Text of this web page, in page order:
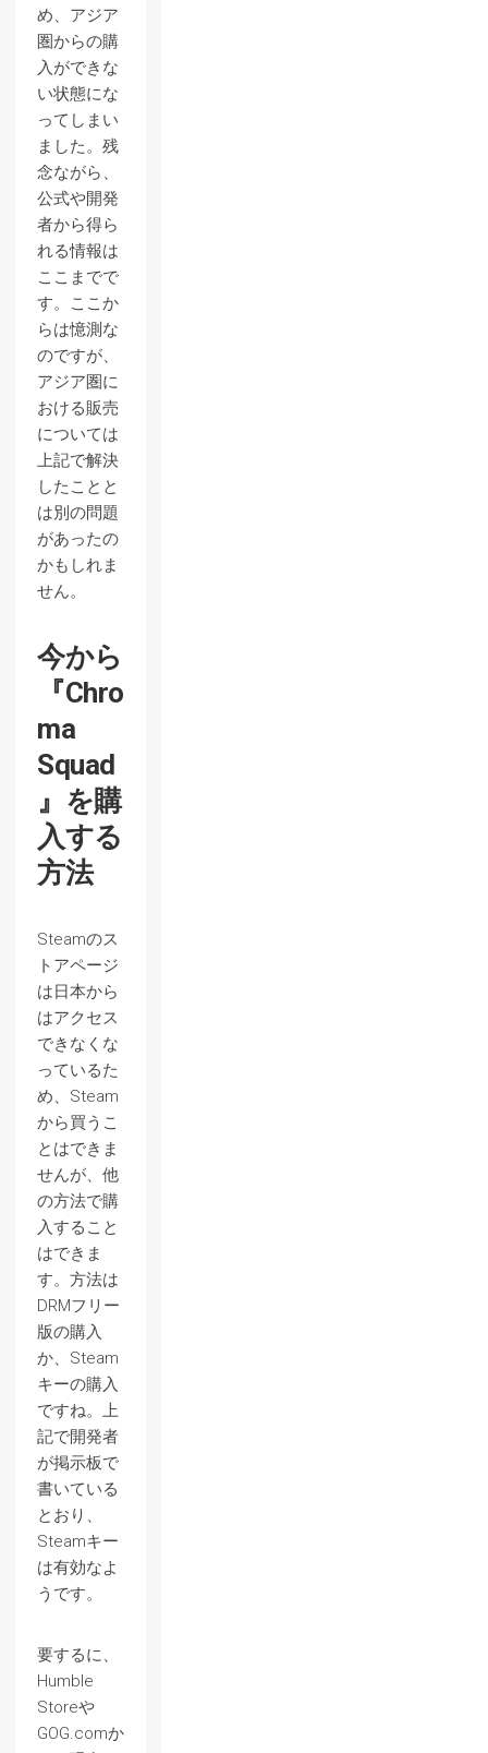
め、アジア
圏からの購
入ができな
い状態にな
ってしまい
ました。残
念ながら、
公式や開発
者から得ら
れる情報は
ここまでで
す。ここか
らは憶測な
のですが、
アジア圏に
おける販売
については
上記で解決
したことと
は別の問題
があったの
かもしれま
せん。
今から
『Chro
ma
Squad
』を購
入する
方法
Steamのス
トアページ
は日本から
はアクセス
できなくな
っているた
め、Steam
から買うこ
とはできま
せんが、他
の方法で購
入すること
はできま
す。方法は
DRMフリー
版の購入
か、Steam
キーの購入
ですね。上
記で開発者
が掲示板で
書いている
とおり、
Steamキー
は有効なよ
うです。
要するに、
Humble
Storeや
GOG.comか